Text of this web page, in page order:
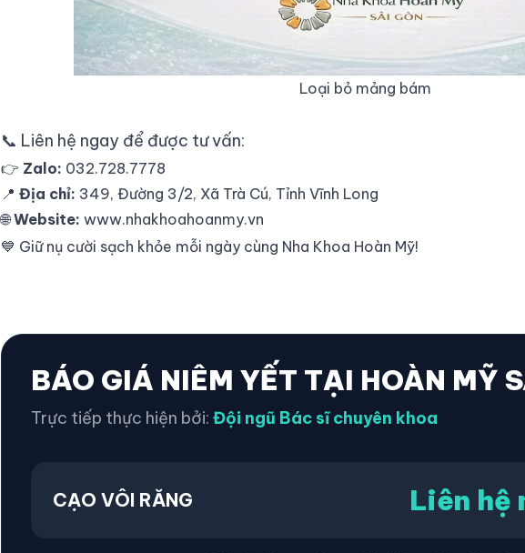
Loại bỏ mảng bám
📞 Liên hệ ngay để được tư vấn:
👉 Zalo: 032.728.7778
📍 Địa chỉ: 349, Đường 3/2, Xã Trà Cú, Tỉnh Vĩnh Long
🌐Website: www.nhakhoahoanmy.vn
💙 Giữ nụ cười sạch khỏe mỗi ngày cùng Nha Khoa Hoàn Mỹ!
BÁO GIÁ NIÊM YẾT TẠI HOÀN MỸ
Trực tiếp thực hiện bởi: Đội ngũ Bác sĩ chuyên khoa
CẠO VÔI RĂNG Liên hệ